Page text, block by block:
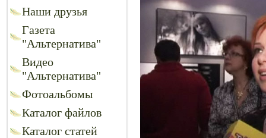
Наши друзья
Газета
"Альтернатива"
Видео
"Альтернатива"
Фотоальбомы
Каталог файлов
Каталог статей